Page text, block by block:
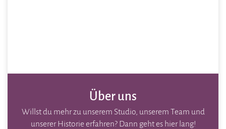
Über uns
Willst du mehr zu unserem Studio, unserem Team und
unserer Historie erfahren? Dann geht es hier lang!